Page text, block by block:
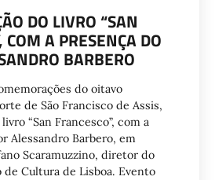
DO LIVRO “SAN
COM A PRESENÇA DO
BARBERO
do oitavo
de São Francisco de Assis,
“San Francesco”, com a
Alessandro Barbero, em
Scaramuzzino, diretor do
Cultura de Lisboa. Evento